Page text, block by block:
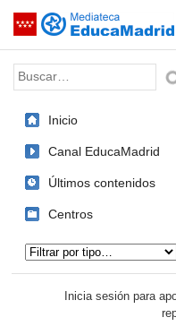
Saltar navegación
Palabra o frase:
Inicio
Canal EducaMadrid
Últimos contenidos
Centros
Inicia sesión para